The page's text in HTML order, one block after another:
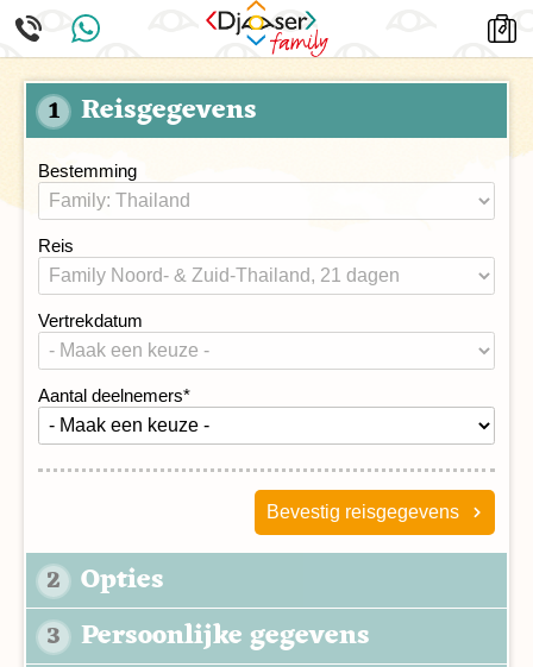
1 Reisgegevens
Bestemming
Reis
Vertrekdatum
Aantal deelnemers*
Bevestig reisgegevens
2 Opties
3 Persoonlijke gegevens